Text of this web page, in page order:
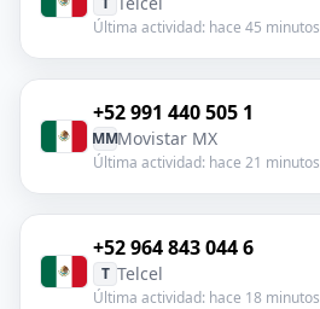
Última actividad: hace 45 minutos
+52 991 440 505 1
MMMovistar MX
Última actividad: hace 21 minutos
+52 964 843 044 6
T Telcel
Última actividad: hace 18 minutos